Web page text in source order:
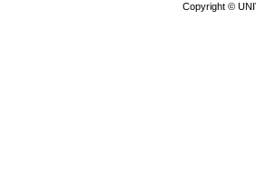
Copyright ©